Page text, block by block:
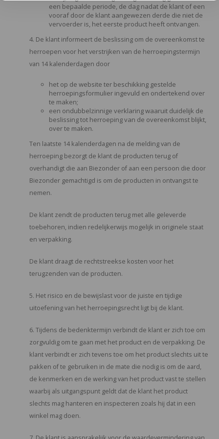
een bepaalde periode, de dag nadat de klant of een
vooraf door de klant aangewezen derde die niet de
vervoerder is, het eerste product heeft ontvangen.
4. De klant informeert de beslissing om de overeenkomst te
herroepen voor het verstrijken van de herroepingstermijn
van 14 kalenderdagen door
het op de website ter beschikking gestelde
herroepingsformulier ingevuld en ondertekend over
te maken;
een ondubbelzinnige verklaring waaruit duidelijk de
beslissing tot herroeping van de overeenkomst blijkt,
over te maken.
Ten laatste 14 kalenderdagen na de melding van de
herroeping bezorgt de klant de producten terug of
overhandigt die aan Biezonder of aan een persoon die door
Biezonder gemachtigd is om de producten in ontvangst te
nemen.
De klant zendt de producten terug met alle geleverde
toebehoren, indien redelijkerwijs mogelijk in originele staat
en verpakking.
De klant draagt de rechtstreekse kosten voor het
terugzenden van de producten.
5. Het risico en de bewijslast voor de juiste en tijdige
uitoefening van het herroepingsrecht ligt bij de klant.
6. Tijdens de bedenktermijn verbindt de klant er zich toe om
zorgvuldig om te gaan met het product en de verpakking. De
klant verbindt er zich tevens toe om het product slechts uit te
pakken of te gebruiken in de mate die nodig is om de aard,
de kenmerken en de werking van het product vast te stellen
waarbij als uitgangspunt geldt dat de klant het product
slechts mag hanteren en inspecteren zoals hij dat in een
winkel mag doen.